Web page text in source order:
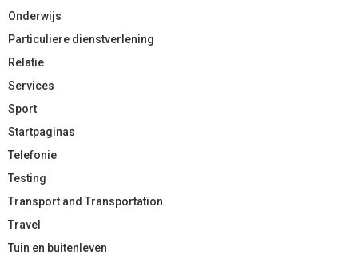
Onderwijs
Particuliere dienstverlening
Relatie
Services
Sport
Startpaginas
Telefonie
Testing
Transport and Transportation
Travel
Tuin en buitenleven